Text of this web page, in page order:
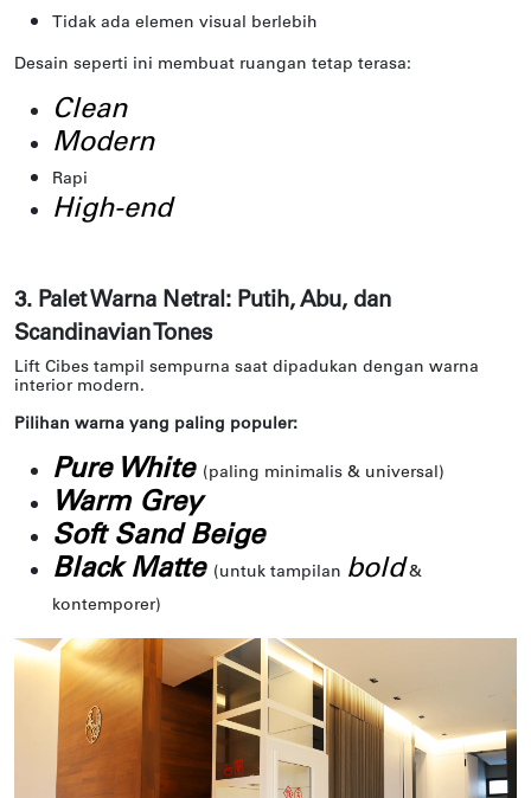
Tidak ada elemen visual berlebih
Desain seperti ini membuat ruangan tetap terasa:
Clean
Modern
Rapi
High-end
3. Palet Warna Netral: Putih, Abu, dan
Scandinavian Tones
Lift Cibes tampil sempurna saat dipadukan dengan warna
interior modern.
Pilihan warna yang paling populer:
Pure White (paling minimalis & universal)
Warm Grey
Soft Sand Beige
Black Matte
(untuk tampilan bold&
kontemporer)